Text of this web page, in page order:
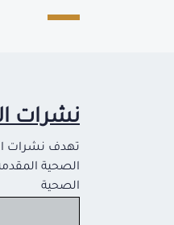
نشرات
تهدف نشرات
الصحية
الصحية